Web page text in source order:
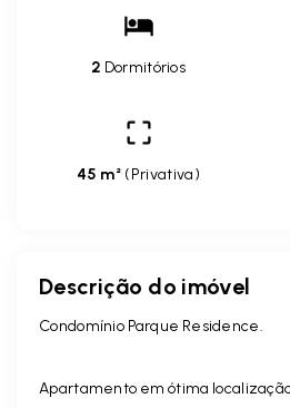
2 Dormitórios
45 m² (Privativa)
Descrição do imóvel
Condomínio Parque Residence.
Apartamento em ótima